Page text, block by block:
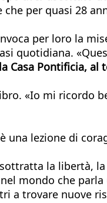
che per quasi 28
per loro la
quotidiana.
Casa Pontificia,
«Io mi ricordo
lezione di
la libertà,
mondo che
a trovare nuove